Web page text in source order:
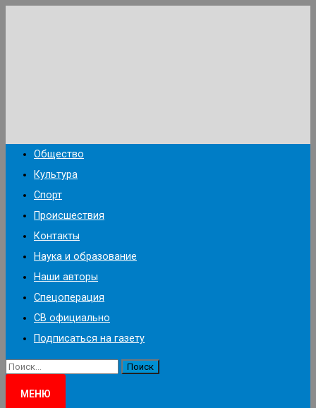
Общество
Культура
Спорт
Происшествия
Контакты
Наука и образование
Наши авторы
Спецоперация
СВ официально
Подписаться на газету
Найти:
МЕНЮ